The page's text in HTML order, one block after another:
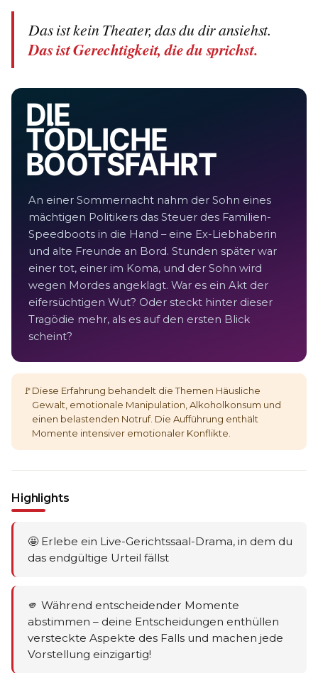
Das ist kein Theater, das du dir ansiehst.
Das ist Gerechtigkeit, die du sprichst.
DIE
TÖDLICHE
BOOTSFAHRT
An einer Sommernacht nahm der Sohn eines
mächtigen Politikers das Steuer des Familien-
Speedboots in die Hand – eine Ex-Liebhaberin
und alte Freunde an Bord. Stunden später war
einer tot, einer im Koma, und der Sohn wird
wegen Mordes angeklagt. War es ein Akt der
eifersüchtigen Wut? Oder steckt hinter dieser
Tragödie mehr, als es auf den ersten Blick
scheint?
🚩Diese Erfahrung behandelt die Themen Häusliche
Gewalt, emotionale Manipulation, Alkoholkonsum und
einen belastenden Notruf. Die Aufführung enthält
Momente intensiver emotionaler Konflikte.
Highlights
🤩 Erlebe ein Live-Gerichtssaal-Drama, in dem du
das endgültige Urteil fällst
🫵 Während entscheidender Momente
abstimmen – deine Entscheidungen enthüllen
versteckte Aspekte des Falls und machen jede
Vorstellung einzigartig!